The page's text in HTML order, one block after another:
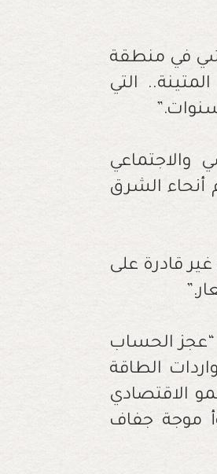
في منطقة
التي
”.
والاجتماعي
أنحاء الشرق
قادرة على
”.
“عجز الحساب
واردات الطاقة
ينخفض النمو الاقتصادي
7.9 بالمئة في 2021 بعد أسوأ موجة جفاف